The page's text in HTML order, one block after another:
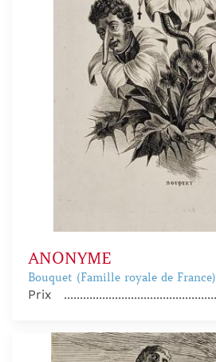
ANONYME
Bouquet (Famille royale de France)
Prix